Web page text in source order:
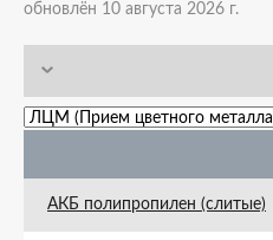
обновлён 10 августа 2026 г.
АКБ полипропилен (слитые)